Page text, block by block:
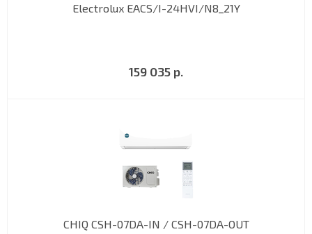
Electrolux EACS/I-24HVI/N8_21Y
159 035 р.
CHIQ CSH-07DA-IN / CSH-07DA-OUT